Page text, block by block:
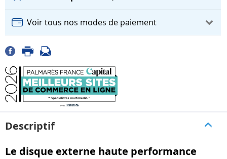
Voir tous nos modes de paiement
Descriptif
Le disque externe haute performance